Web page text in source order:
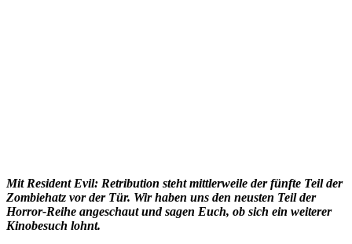
Mit Resident Evil: Retribution steht mittlerweile der fünfte Teil der
Zombiehatz vor der Tür. Wir haben uns den neusten Teil der
Horror-Reihe angeschaut und sagen Euch, ob sich ein weiterer
Kinobesuch lohnt.